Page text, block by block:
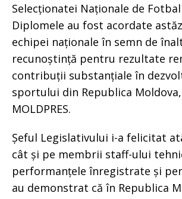
Selecționatei Naționale de
Diplomele au fost acordate
echipei naționale în semn de
recunoștință pentru rezultate
contribuții substanțiale în
sportului din Republica
MOLDPRES.
Șeful Legislativului i-a felicitat
cât și pe membrii staff-ului
performanțele înregistrate și
au demonstrat că în Republica